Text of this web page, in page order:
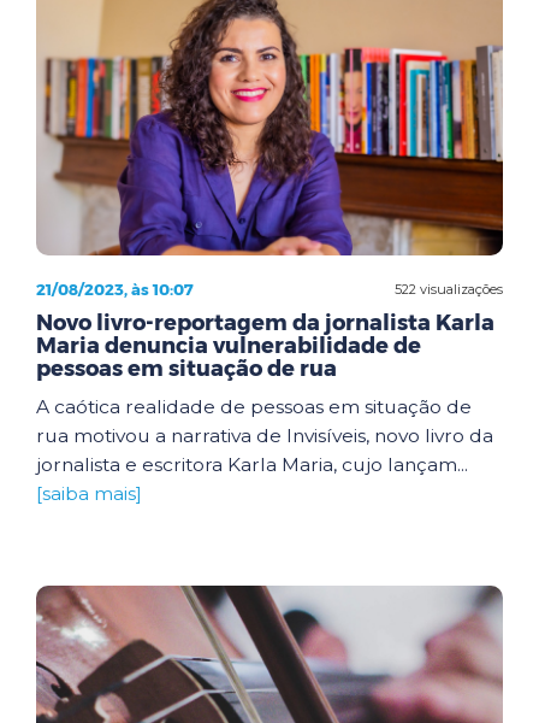
522 visualizações
21/08/2023, às 10:07
Novo livro-reportagem da jornalista Karla
Maria denuncia vulnerabilidade de
pessoas em situação de rua
A caótica realidade de pessoas em situação de
rua motivou a narrativa de Invisíveis, novo livro da
jornalista e escritora Karla Maria, cujo lançam...
[saiba mais]